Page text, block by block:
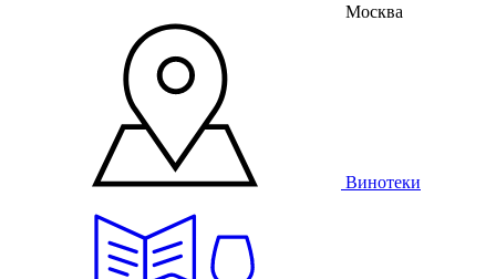
Москва
Винотеки